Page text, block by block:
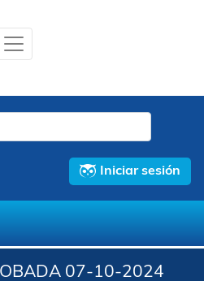
Iniciar sesión
07-10-2024